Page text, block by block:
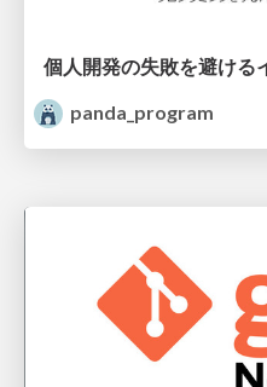
panda_program